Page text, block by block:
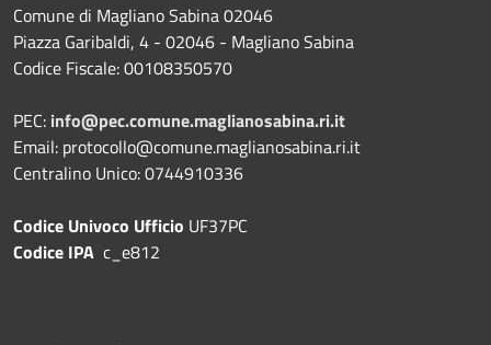
Comune di Magliano Sabina 02046
Piazza Garibaldi, 4 - 02046 - Magliano Sabina
Codice Fiscale: 00108350570
PEC: info@pec.comune.maglianosabina.ri.it
Email: protocollo@comune.maglianosabina.ri.it
Centralino Unico: 0744910336
Codice Univoco Ufficio UF37PC
Codice IPA c_e812